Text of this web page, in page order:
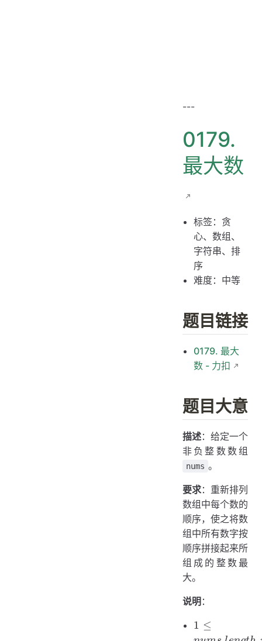
---
0179.
最大数
标签：贪
心、数组、
字符串、排
序
难度：中等
题目链接
0179. 最大
数 - 力扣
题目大意
描述：给定一个
非负整数数组
nums 。
要求：重新排列
数组中每个数的
顺序，使之将数
组中所有数字按
顺序拼接起来所
组成的整数最
大。
说明：
1 \le
nums.length
1 ≤